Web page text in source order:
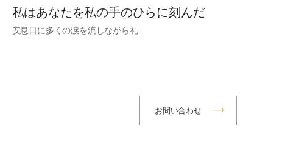
私はあなたを私の手のひらに刻んだ
安息日に多くの涙を流しながら礼…
お問い合わせ